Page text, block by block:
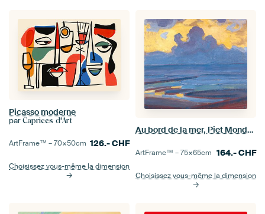
Picasso moderne
par Caprices d'Art
ArtFrame™ –70×50cm 126.-CHF
Choisissez vous-même la dimension
Au bord de la mer, Piet Mondrian
ArtFrame™ –75×65cm 164.-CHF
Choisissez vous-même la dimension